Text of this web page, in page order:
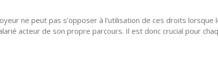
ne peut pas s’opposer à l’utilisation de ces droits
acteur de son propre parcours. Il est donc crucial pour